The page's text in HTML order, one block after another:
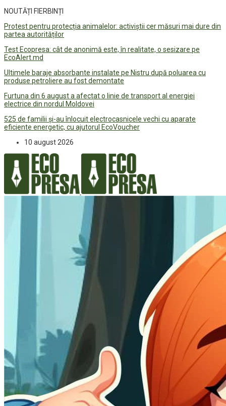
NOUTĂȚI FIERBINȚI
Protest pentru protecția animalelor: activiștii cer măsuri mai dure din
partea autorităților
Test Ecopresa: cât de anonimă este, în realitate, o sesizare pe
EcoAlert.md
Ultimele baraje absorbante instalate pe Nistru după poluarea cu
produse petroliere au fost demontate
Furtuna din 6 august a afectat o linie de transport al energiei
electrice din nordul Moldovei
525 de familii și-au înlocuit electrocasnicele vechi cu aparate
eficiente energetic, cu ajutorul EcoVoucher
10 august 2026